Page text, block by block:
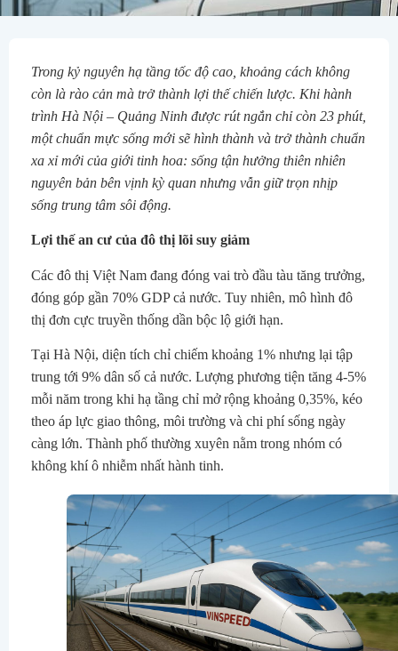
Trong kỷ nguyên hạ tầng tốc độ cao, khoảng cách không
còn là rào cản mà trở thành lợi thế chiến lược. Khi hành
trình Hà Nội – Quảng Ninh được rút ngắn chỉ còn 23 phút,
một chuẩn mực sống mới sẽ hình thành và trở thành chuẩn
xa xỉ mới của giới tinh hoa: sống tận hưởng thiên nhiên
nguyên bản bên vịnh kỳ quan nhưng vẫn giữ trọn nhịp
sống trung tâm sôi động.
Lợi thế an cư của đô thị lõi suy giảm
Các đô thị Việt Nam đang đóng vai trò đầu tàu tăng trưởng,
đóng góp gần 70% GDP cả nước. Tuy nhiên, mô hình đô
thị đơn cực truyền thống dần bộc lộ giới hạn.
Tại Hà Nội, diện tích chỉ chiếm khoảng 1% nhưng lại tập
trung tới 9% dân số cả nước. Lượng phương tiện tăng 4-5%
mỗi năm trong khi hạ tầng chỉ mở rộng khoảng 0,35%, kéo
theo áp lực giao thông, môi trường và chi phí sống ngày
càng lớn. Thành phố thường xuyên nằm trong nhóm có
không khí ô nhiễm nhất hành tinh.